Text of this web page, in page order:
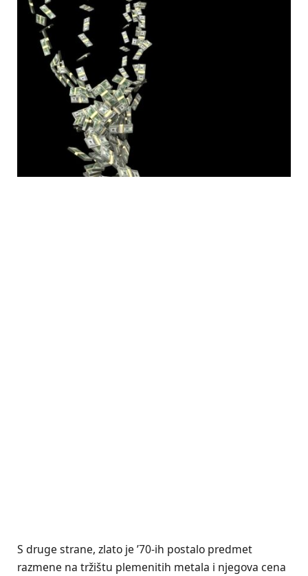
S druge strane, zlato je ’70-ih postalo predmet
razmene na tržištu plemenitih metala i njegova cena